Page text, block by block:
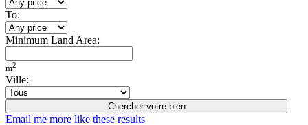
To:
Minimum Land Area:
m2
Ville:
Chercher votre bien
Email me more like these results